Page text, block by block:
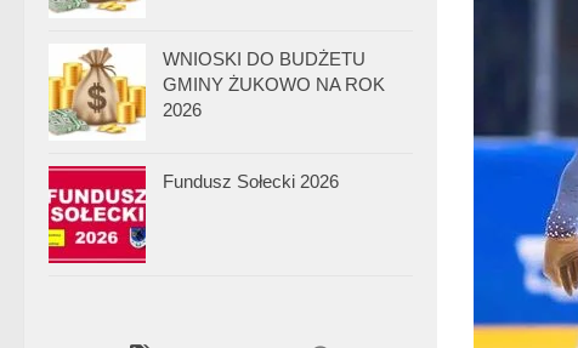
WNIOSKI DO BUDŻETU
GMINY ŻUKOWO NA ROK
2026
Fundusz Sołecki 2026